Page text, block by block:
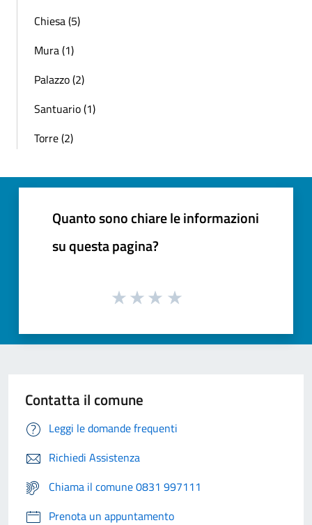
Chiesa (5)
Mura (1)
Palazzo (2)
Santuario (1)
Torre (2)
Quanto sono chiare le informazioni
su questa pagina?
Contatta il comune
Leggi le domande frequenti
Richiedi Assistenza
Chiama il comune 0831 997111
Prenota un appuntamento